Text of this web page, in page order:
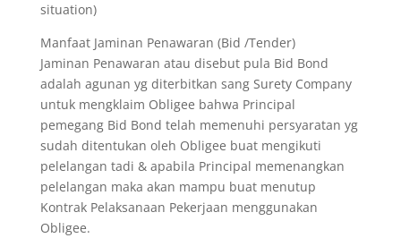
situation)
Manfaat Jaminan Penawaran (Bid /Tender)
Jaminan Penawaran atau disebut pula Bid Bond
adalah agunan yg diterbitkan sang Surety Company
untuk mengklaim Obligee bahwa Principal
pemegang Bid Bond telah memenuhi persyaratan yg
sudah ditentukan oleh Obligee buat mengikuti
pelelangan tadi & apabila Principal memenangkan
pelelangan maka akan mampu buat menutup
Kontrak Pelaksanaan Pekerjaan menggunakan
Obligee.